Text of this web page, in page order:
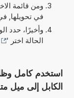
ومن قائمة
في تحويلها,
وأخيرًا، حدد
الحالة اختر '
استخدم كامل
الكابل إلى ميل